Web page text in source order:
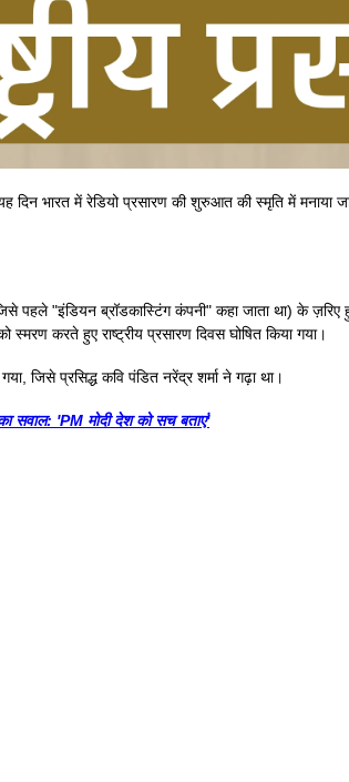
दिन भारत में रेडियो प्रसारण की शुरुआत की स्मृति में मनाया
पहले "इंडियन ब्रॉडकास्टिंग कंपनी" कहा जाता था) के ज़रिए
स्मरण करते हुए राष्ट्रीय प्रसारण दिवस घोषित किया गया।
गया, जिसे प्रसिद्ध कवि पंडित नरेंद्र शर्मा ने गढ़ा था।
सवाल: 'PM मोदी देश को सच बताएं'